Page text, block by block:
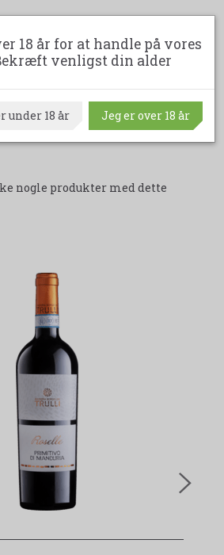
LÆG I KURV
nogle produkter med dette
18 år for at handle på vores
venligst din alder
under 18 år Jeg er over 18 år